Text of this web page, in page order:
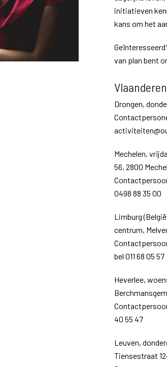
initiatieven
kans om het
van plan bent
Vlaanderen
Drongen,
Mechelen,
56, 2800
0498 88 35 00
Limburg
centrum,
bel 011 68 05 57
Heverlee,
40 55 47
Leuven,
Tiensestraat